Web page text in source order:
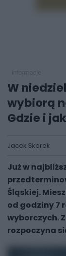
W
wybiorą
Gdzie i
Jacek Skorek
Już w
Śląskiej.
od godziny 7
wyborczych.
rozpoczyna